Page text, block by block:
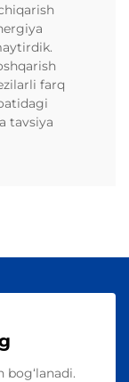
farq
tavsiya